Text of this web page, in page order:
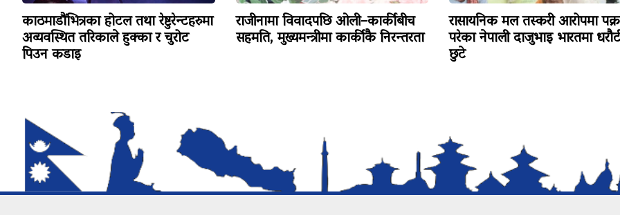
काठमाडौंभित्रका होटल तथा रेष्टुरेन्टहरुमा
अव्यवस्थित तरिकाले हुक्का र चुरोट
पिउन कडाइ
राजीनामा विवादपछि ओली–कार्कीबीच
सहमति, मुख्यमन्त्रीमा कार्कीकै निरन्तरता
रासायनिक मल तस्करी आरोपमा
परेका नेपाली दाजुभाइ भारतमा
छुटे